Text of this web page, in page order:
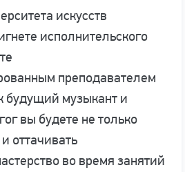
искусств
исполнительского
преподавателем
будущий музыкант и
вы будете не только
оттачивать
во время занятий